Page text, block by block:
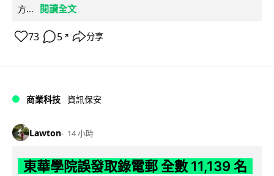
方...
閱讀全文
73 5 ↗ 分享
商業科技 資訊保安
Lawton 14 小時
東華學院誤發取錄電郵 全數 11,139 名